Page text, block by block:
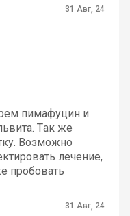
31 Авг, 24
пимафуцин и
Так же
Возможно
лечение,
пробовать
31 Авг, 24